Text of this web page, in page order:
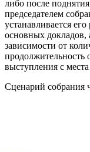
либо после
председателем
устанавливается
основных докладов,
зависимости от
продолжительность
выступления с
Сценарий собрания